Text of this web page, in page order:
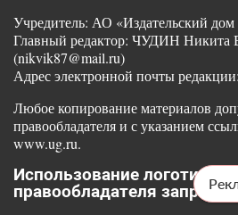
Учредитель: АО «Издательский дом
Главный редактор: ЧУДИН Никита
(nikvik87@mail.ru)
Адрес электронной почты
Любое копирование материалов
правообладателя и с указанием
www.ug.ru.
Использование логотипа
правообладателя